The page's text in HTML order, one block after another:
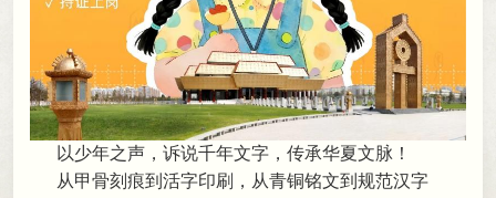
以少年之声 ， 诉说千年文字 ， 传承华夏文脉！
从甲骨刻痕到活字印刷 ， 从青铜铭文到规范汉字